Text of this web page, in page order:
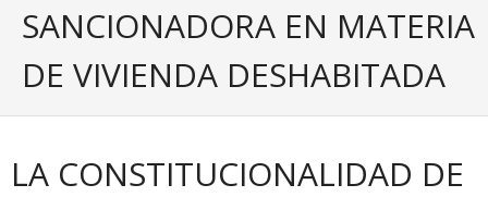
SANCIONADORA EN MATERIA
DE VIVIENDA DESHABITADA
LA CONSTITUCIONALIDAD DE